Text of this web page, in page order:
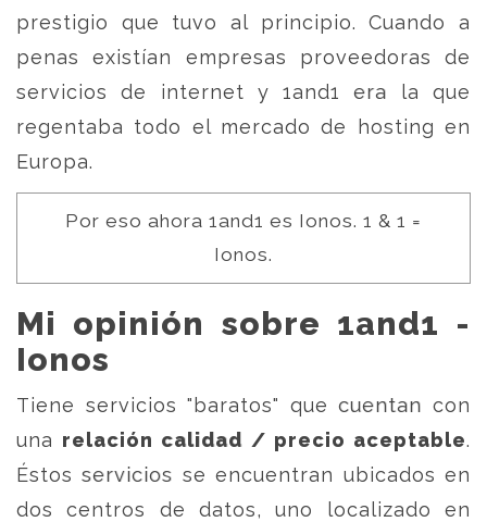
prestigio que tuvo al principio. Cuando a
penas existían empresas proveedoras de
servicios de internet y 1and1 era la que
regentaba todo el mercado de hosting en
Europa.
Por eso ahora 1and1 es Ionos. 1 & 1 =
Ionos.
Mi opinión sobre 1and1 -
Ionos
Tiene servicios "baratos" que cuentan con
una relación calidad / precio aceptable.
Éstos servicios se encuentran ubicados en
dos centros de datos, uno localizado en